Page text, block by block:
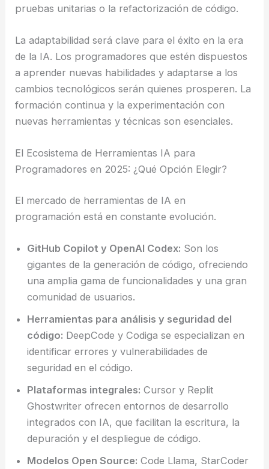
pruebas unitarias o la refactorización de código.
La adaptabilidad será clave para el éxito en la era
de la IA. Los programadores que estén dispuestos
a aprender nuevas habilidades y adaptarse a los
cambios tecnológicos serán quienes prosperen. La
formación continua y la experimentación con
nuevas herramientas y técnicas son esenciales.
El Ecosistema de Herramientas IA para
Programadores en 2025: ¿Qué Opción Elegir?
El mercado de herramientas de IA en
programación está en constante evolución.
GitHub Copilot y OpenAI Codex: Son los
gigantes de la generación de código, ofreciendo
una amplia gama de funcionalidades y una gran
comunidad de usuarios.
Herramientas para análisis y seguridad del
código: DeepCode y Codiga se especializan en
identificar errores y vulnerabilidades de
seguridad en el código.
Plataformas integrales: Cursor y Replit
Ghostwriter ofrecen entornos de desarrollo
integrados con IA, que facilitan la escritura, la
depuración y el despliegue de código.
Modelos Open Source: Code Llama, StarCoder